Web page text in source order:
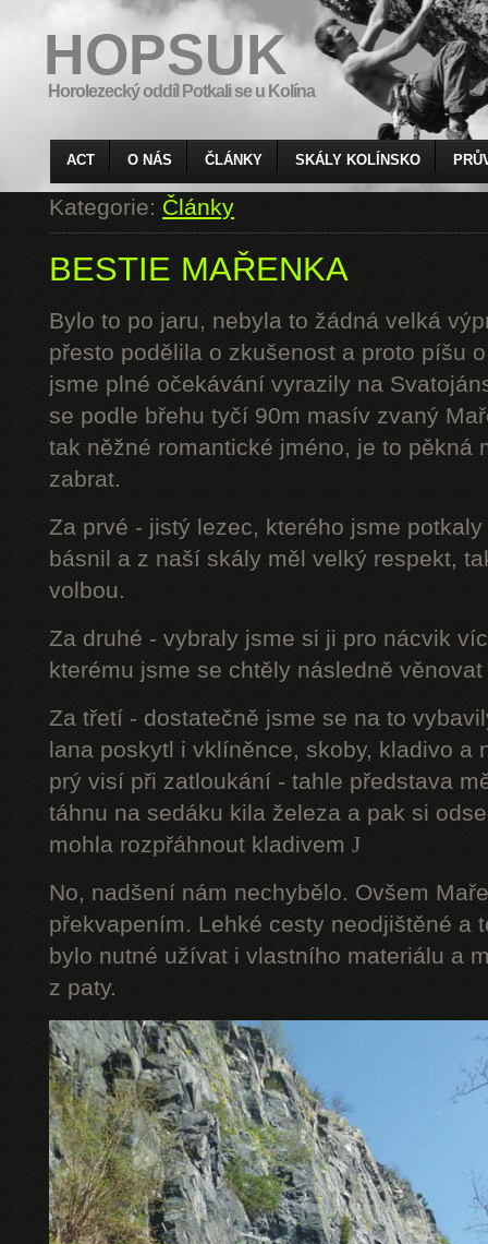
HOPSUK
Horolezecký oddíl Potkali se u Kolína
ACT O NÁS ČLÁNKY SKÁLY KOLÍNSKO
Kategorie:Články
BESTIE MAŘENKA
Bylo to po jaru, nebyla to žádná velká
přesto podělila o zkušenost a proto píšu
jsme plné očekávání vyrazily na
se podle břehu tyčí 90m masív zvaný
tak něžné romantické jméno, je to pěkná
zabrat.
Za prvé - jistý lezec, kterého jsme
básnil a z naší skály měl velký respekt,
volbou.
Za druhé - vybraly jsme si ji pro nácvik
kterému jsme se chtěly následně
Za třetí - dostatečně jsme se na to
lana poskytl i vklíněnce, skoby, kladivo a
prý visí při zatloukání - tahle představa
táhnu na sedáku kila železa a pak si
mohla rozpřáhnout kladivem J
No, nadšení nám nechybělo. Ovšem
překvapením. Lehké cesty neodjištěné a
bylo nutné užívat i vlastního materiálu a
z paty.